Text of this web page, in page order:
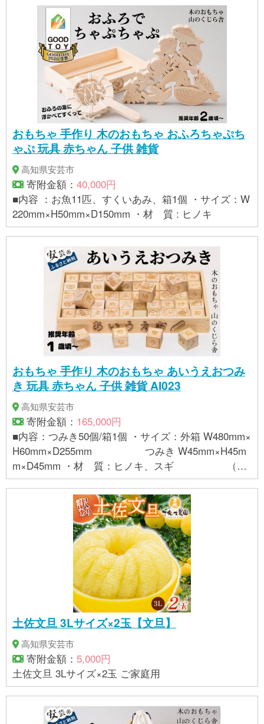
おもちゃ 手作り 木のおもちゃ おふろちゃぷち
ゃぷ 玩具 赤ちゃん 子供 雑貨
高知県安芸市
寄附金額： 40,000円
■内容 ：お魚11匹、すくいあみ、箱1個 ・サイズ：W
220mm×H50mm×D150mm ・材 質 : ヒノキ
おもちゃ 手作り 木のおもちゃ あいうえおつみ
き 玩具 赤ちゃん 子供 雑貨 AI023
高知県安芸市
寄附金額： 165,000円
■内容：つみき50個/箱1個 ・サイズ：外箱 W480mm×
H60mm×D255mm つみき W45mm×H45m
m×D45mm ・材 質：ヒノキ、スギ （文
字部分）シナ合板 （底板）蜜ろうワック
土佐文旦 3Lサイズ×2玉【文旦】
高知県安芸市
寄附金額： 5,000円
土佐文旦 3Lサイズ×2玉 ご家庭用